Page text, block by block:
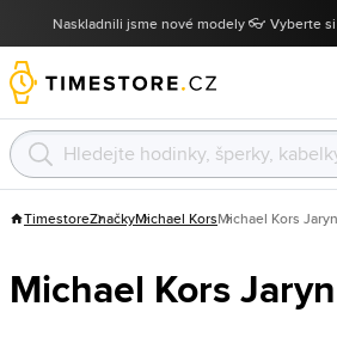
Naskladnili jsme nové modely 👓 Vyberte
TimestoreZnačkyMichael KorsMichael Kors Jaryn
Michael Kors Jaryn